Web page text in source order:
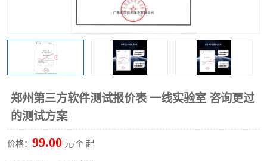
郑州第三方软件测试报价表 一线实验室 咨询更过
的测试方案
价格： 99.00 元/个 起